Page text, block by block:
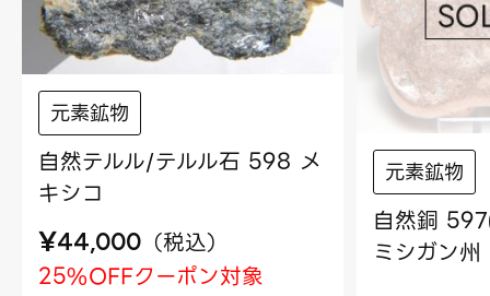
元素鉱物
自然テルル/テルル石 598 メ
キシコ
¥44,000 （税込）
25%OFFクーポン対象
元素鉱物
自然銅
ミシガン州